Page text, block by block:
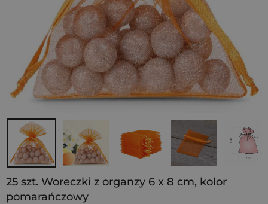
25 szt. Woreczki z organzy 6 x 8 cm, kolor
pomarańczowy